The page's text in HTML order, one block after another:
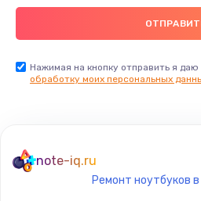
Нажимая на кнопку отправить я даю
обработку моих персональных
note-iq.ru
Ремонт ноутбуков